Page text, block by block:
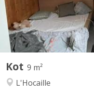
Kot 9 m²
L'Hocaille